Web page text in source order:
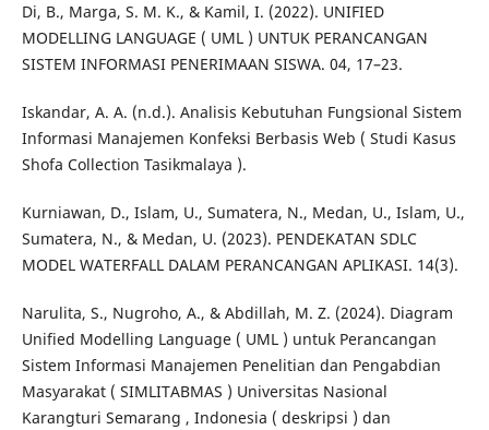
Di, B., Marga, S. M. K., & Kamil, I. (2022). UNIFIED
MODELLING LANGUAGE ( UML ) UNTUK PERANCANGAN
SISTEM INFORMASI PENERIMAAN SISWA. 04, 17–23.
Iskandar, A. A. (n.d.). Analisis Kebutuhan Fungsional Sistem
Informasi Manajemen Konfeksi Berbasis Web ( Studi Kasus
Shofa Collection Tasikmalaya ).
Kurniawan, D., Islam, U., Sumatera, N., Medan, U., Islam, U.,
Sumatera, N., & Medan, U. (2023). PENDEKATAN SDLC
MODEL WATERFALL DALAM PERANCANGAN APLIKASI. 14(3).
Narulita, S., Nugroho, A., & Abdillah, M. Z. (2024). Diagram
Unified Modelling Language ( UML ) untuk Perancangan
Sistem Informasi Manajemen Penelitian dan Pengabdian
Masyarakat ( SIMLITABMAS ) Universitas Nasional
Karangturi Semarang , Indonesia ( deskripsi ) dan